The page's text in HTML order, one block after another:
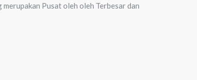
Pusat oleh oleh Terbesar dan